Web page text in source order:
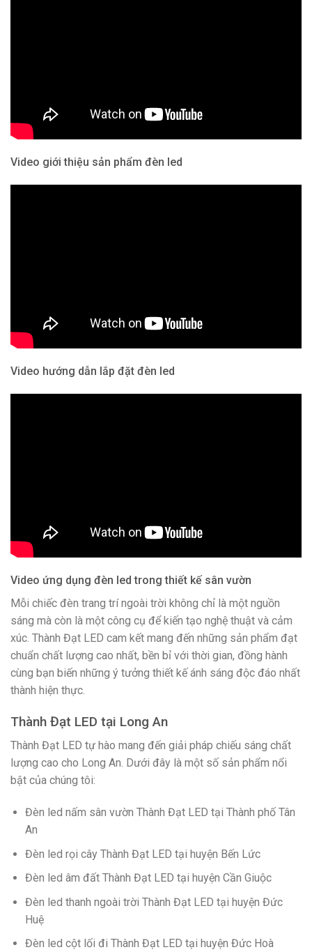
Video giới thiệu sản phẩm đèn led
Video hướng dẫn lắp đặt đèn led
Video ứng dụng đèn led trong thiết kế sân vườn
Mỗi chiếc đèn trang trí ngoài trời không chỉ là một nguồn
sáng mà còn là một công cụ để kiến tạo nghệ thuật và cảm
xúc. Thành Đạt LED cam kết mang đến những sản phẩm đạt
chuẩn chất lượng cao nhất, bền bỉ với thời gian, đồng hành
cùng bạn biến những ý tưởng thiết kế ánh sáng độc đáo nhất
thành hiện thực.
Thành Đạt LED tại Long An
Thành Đạt LED tự hào mang đến giải pháp chiếu sáng chất
lượng cao cho Long An. Dưới đây là một số sản phẩm nổi
bật của chúng tôi:
Đèn led nấm sân vườn Thành Đạt LED tại Thành phố Tân
An
Đèn led rọi cây Thành Đạt LED tại huyện Bến Lức
Đèn led âm đất Thành Đạt LED tại huyện Cần Giuộc
Đèn led thanh ngoài trời Thành Đạt LED tại huyện Đức
Huệ
Đèn led cột lối đi Thành Đạt LED tại huyện Đức Hoà